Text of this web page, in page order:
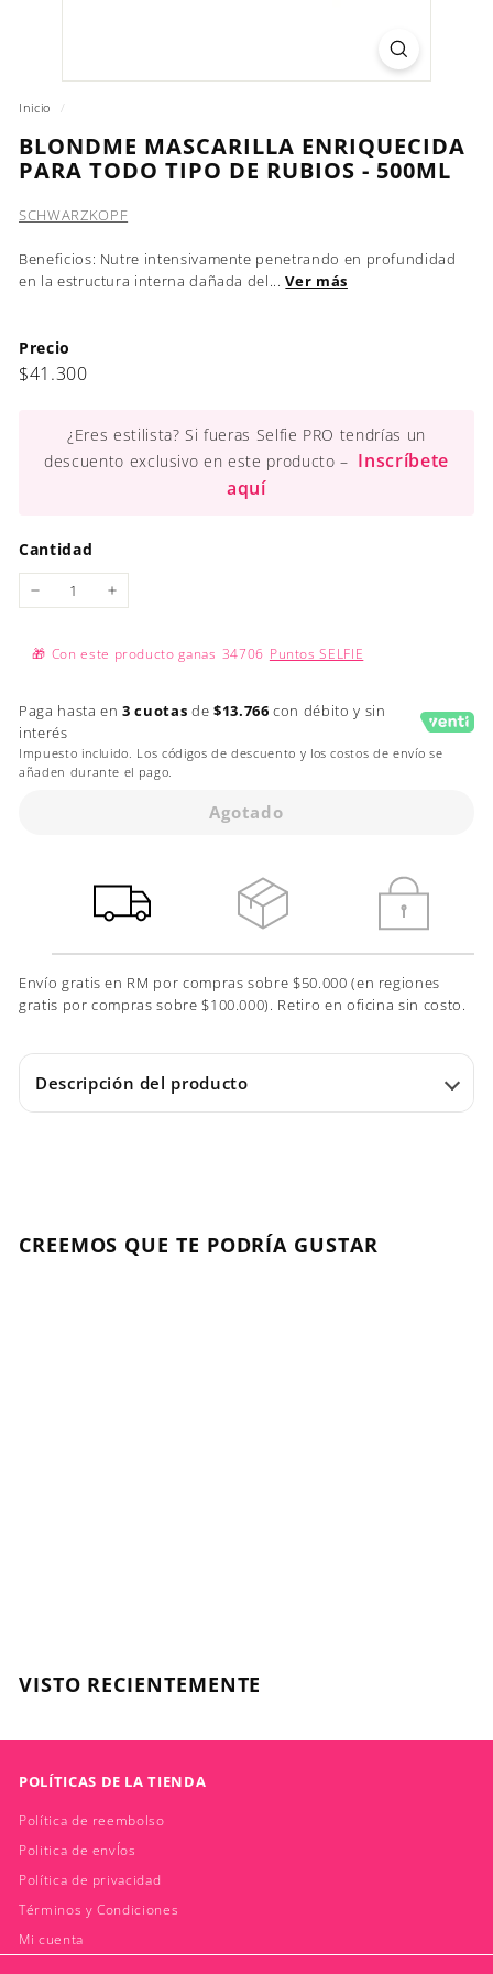
Inicio /
BLONDME MASCARILLA ENRIQUECIDA
PARA TODO TIPO DE RUBIOS - 500ML
SCHWARZKOPF
Beneficios: Nutre intensivamente penetrando en profundidad
en la estructura interna dañada del... Ver más
Precio
Precio
$41.300$41.300
¿Eres estilista? Si fueras Selfie PRO tendrías un
descuento exclusivo en este producto – Inscríbete
aquí
Cantidad
+
🎁 Con este producto ganas 34706 Puntos SELFIE
Paga hasta en3 cuotas de $13.766 con débito y sin
interés
Impuesto incluido. Los códigos de descuento y los costos de envío se
añaden durante el pago.
Agotado
Envío gratis en RM por compras sobre $50.000 (en regiones
gratis por compras sobre $100.000). Retiro en oficina sin costo.
Descripción del producto
CREEMOS QUE TE PODRÍA GUSTAR
3
VISTO RECIENTEMENTE
POLÍTICAS DE LA TIENDA
Política de reembolso
Politica de envÍos
Política de privacidad
Términos y Condiciones
Mi cuenta